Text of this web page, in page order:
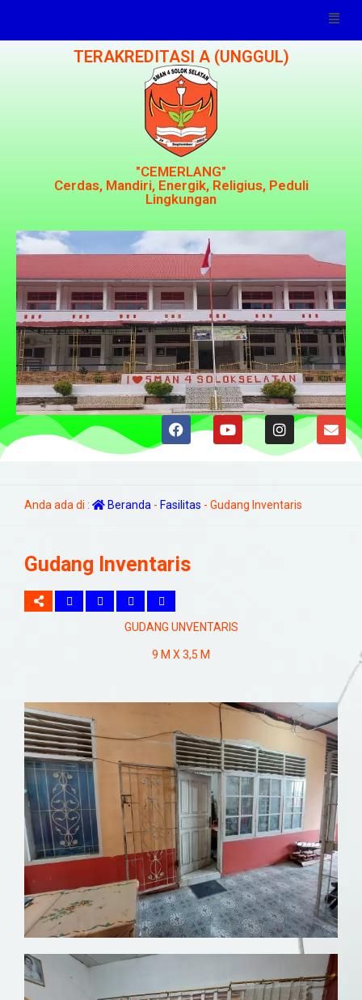
TERAKREDITASI A (UNGGUL)
"CEMERLANG"
Cerdas, Mandiri, Energik, Religius, Peduli
Lingkungan
Anda ada di : Beranda - Fasilitas - Gudang Inventaris
Gudang Inventaris
GUDANG UNVENTARIS
9 M X 3,5 M